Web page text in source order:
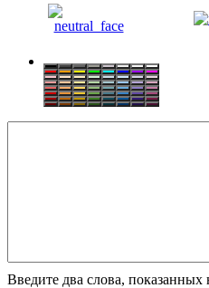
Введите два слова, показанных